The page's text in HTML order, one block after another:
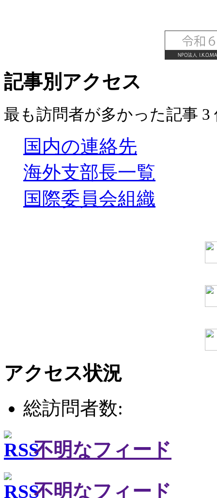
記事別アクセス
最も訪問者が多かった記事 3
国内の連絡先
海外支部長一覧
国際委員会組織
アクセス状況
総訪問者数:
不明なフィード
不明なフィード